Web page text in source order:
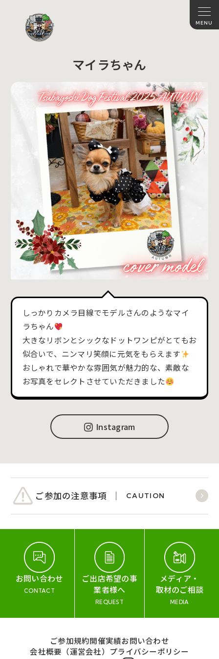
マイラちゃん
しっかりカメラ目線でモデルさんのようなマイ
ラちゃん
大きなリボンとシックなドットワンピがとてもお
似合いで、ニンマリ笑顔に元気をもらえます
おしゃれで華やかな雰囲気が魅力的な、素敵な
お写真をセレクトさせていただきました
Instagram
ご参加の注意事項 CAUTION
お問い合わせ
CONTACT
ご出店希望の事
業者様へ
REQUEST
メディア・
取材のご相談
MEDIA
ご参加規約開催実績お問い合わせ
会社概要（運営会社） プライバシーポリシー